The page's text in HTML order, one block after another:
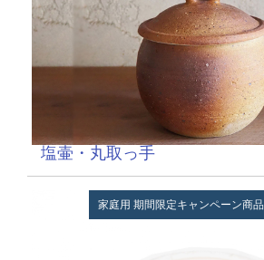
塩壷・丸取っ手
家庭用 期間限定キャンペーン商品